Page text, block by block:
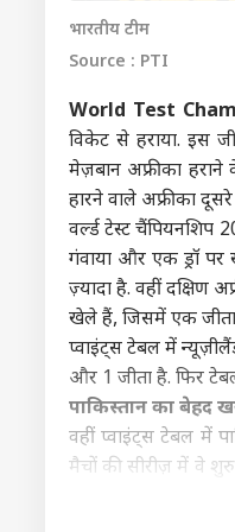
भारतीय टीम
Source : PTI
World Test
विकेट से हराया. इस
मेज़बान अफ्रीका हराने
हारने वाले अफ्रीका
वर्ल्ड टेस्ट
गंवाया और एक ड्रॉ
ज़्यादा है. वहीं दक्षिण
खेले हैं, जिसमें एक
प्वाइंट्स टेबल में
और 1 जीता है. फिर
पाकिस्तान का बेहद
वहीं प्वाइंट्स टेबल में
मैचों की सीरीज़ में वे
एडवर्टाइज विथ अस
कॉन्टैक्ट अस
सेंड फीडबैक
अबाउट अस
करियर्स
LOGIN